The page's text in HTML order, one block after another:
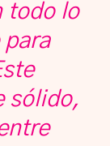
todo lo
para
sólido,